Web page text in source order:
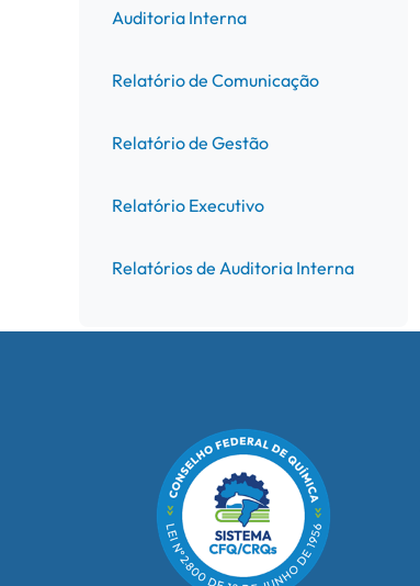
Auditoria Interna
Relatório de Comunicação
Relatório de Gestão
Relatório Executivo
Relatórios de Auditoria Interna